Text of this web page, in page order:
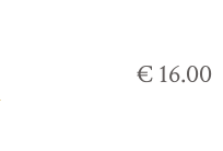
€ 16.00